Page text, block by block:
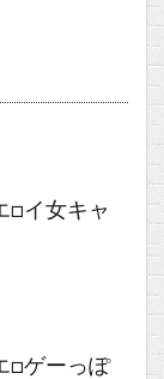
□イ女キャ
□ゲーっぽ